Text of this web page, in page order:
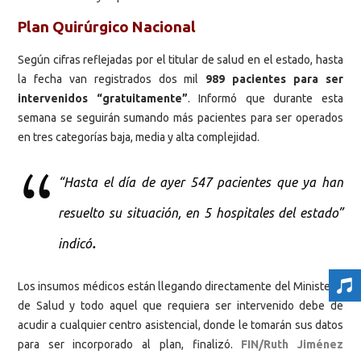
Plan Quirúrgico Nacional
Según cifras reflejadas por el titular de salud en el estado, hasta
la fecha van registrados dos mil 989 pacientes para ser
intervenidos “gratuitamente”. Informó que durante esta
semana se seguirán sumando más pacientes para ser operados
en tres categorías baja, media y alta complejidad.
“Hasta el día de ayer 547 pacientes que ya han
resuelto su situación, en 5 hospitales del estado”
indicó.
Los insumos médicos están llegando directamente del Ministerio
de Salud y todo aquel que requiera ser intervenido debe de
acudir a cualquier centro asistencial, donde le tomarán sus datos
para ser incorporado al plan, finalizó. FIN/Ruth Jiménez